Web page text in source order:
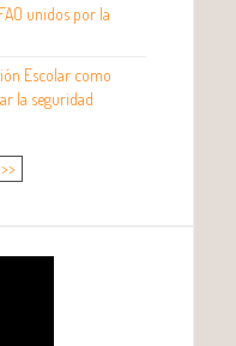
unidos por la
Escolar como
la seguridad
>>